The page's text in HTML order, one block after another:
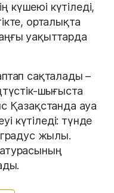
күшеюі күтіледі,
орталықта
уақыттарда
сақталады –
шығыста
Қазақстанда ауа
күтіледі: түнде
жылы.